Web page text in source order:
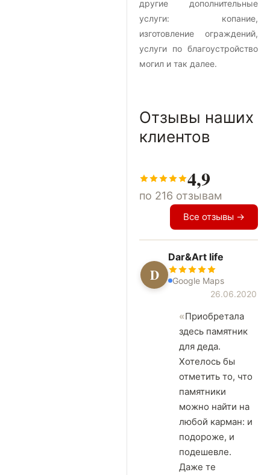
другие дополнительные
услуги: копание,
изготовление ограждений,
услуги по благоустройство
могил и так далее.
Отзывы наших
клиентов
4,9
по 216 отзывам
Все отзывы →
D
Dar&Art life
Google Maps
26.06.2020
Приобретала
здесь памятник
для деда.
Хотелось бы
отметить то, что
памятники
можно найти на
любой карман: и
подороже, и
подешевле.
Даже те